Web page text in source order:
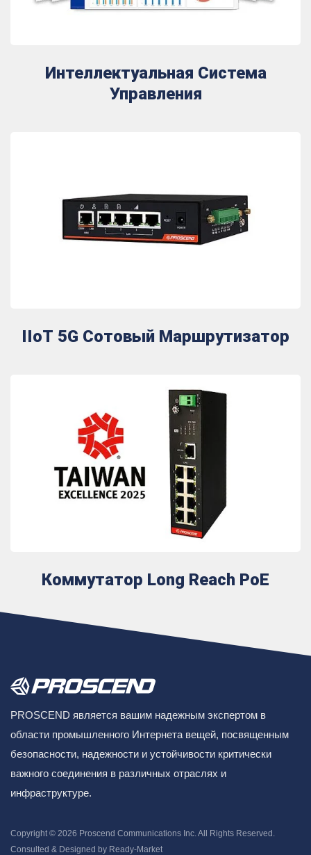
Интеллектуальная Система
Управления
IIoT 5G Сотовый Маршрутизатор
Коммутатор Long Reach PoE
PROSCEND является вашим надежным экспертом в
области промышленного Интернета вещей, посвященным
безопасности, надежности и устойчивости критически
важного соединения в различных отраслях и
инфраструктуре.
Copyright © 2026 Proscend Communications Inc. All Rights Reserved.
Consulted & Designed by Ready-Market